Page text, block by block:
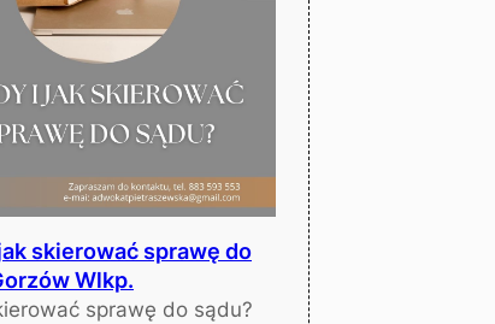
skierować sprawę do
Wlkp.
sprawę do sądu?